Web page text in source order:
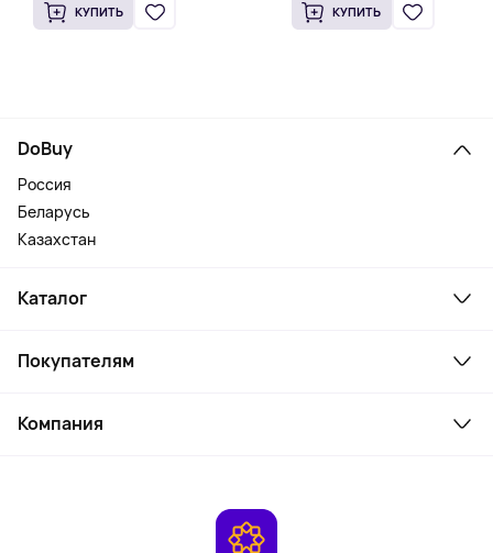
КУПИТЬ КУПИТЬ
DoBuy
Россия
Беларусь
Казахстан
Каталог
Ноутбуки, мониторы, VR
Косметика и уход
Покупателям
Как заказать
Компания